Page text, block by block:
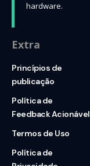
hardware.
Extra
Princípios de
publicação
Política de
Feedback Acionável
Termos de Uso
Política de